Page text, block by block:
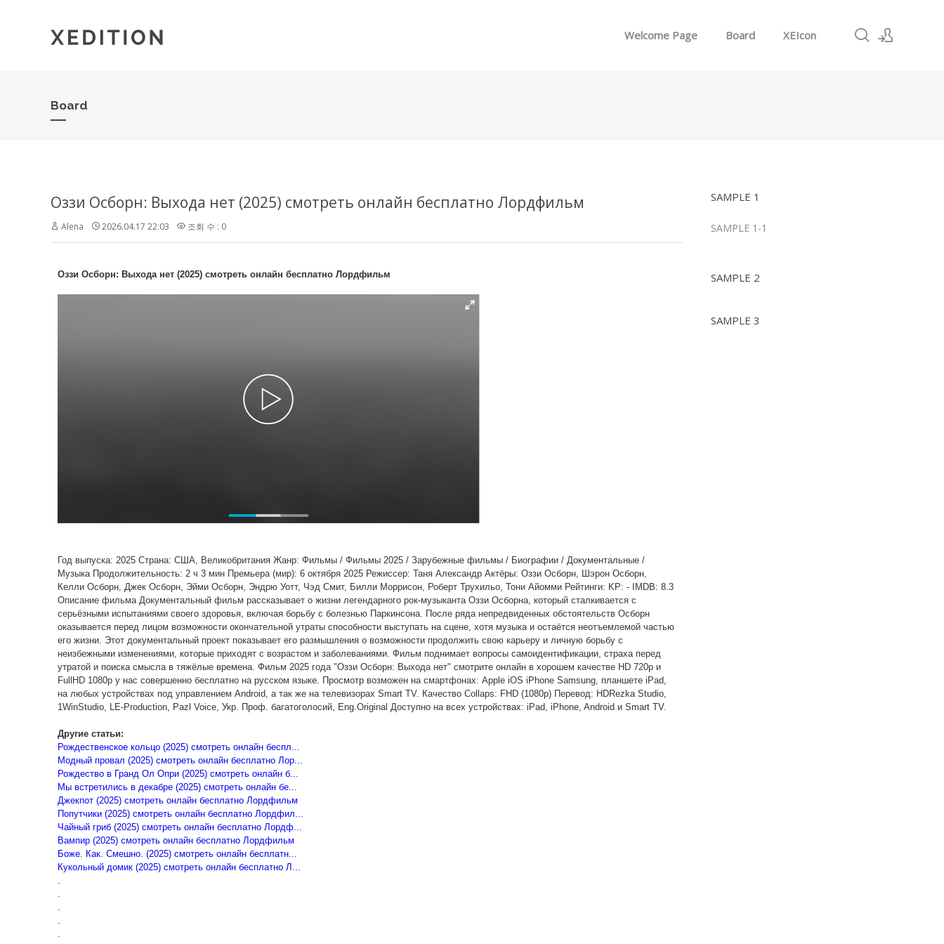
Welcome Page Board XEIcon
Board
SAMPLE 1
SAMPLE 1-1
SAMPLE 2
SAMPLE 3
Оззи Осборн: Выхода нет (2025) смотреть онлайн бесплатно Лордфильм
Alena 2026.04.17 22:03 조회 수 : 0
Оззи Осборн: Выхода нет (2025) смотреть онлайн бесплатно Лордфильм
Год выпуска: 2025 Страна: США, Великобритания Жанр: Фильмы / Фильмы 2025 / Зарубежные фильмы / Биографии / Документальные /
Музыка Продолжительность: 2 ч 3 мин Премьера (мир): 6 октября 2025 Режиссер: Таня Александр Актёры: Оззи Осборн, Шэрон Осборн,
Келли Осборн, Джек Осборн, Эйми Осборн, Эндрю Уотт, Чэд Смит, Билли Моррисон, Роберт Трухильо, Тони Айомми Рейтинги: KP: - IMDB: 8.3
Описание фильма Документальный фильм рассказывает о жизни легендарного рок-музыканта Оззи Осборна, который сталкивается с
серьёзными испытаниями своего здоровья, включая борьбу с болезнью Паркинсона. После ряда непредвиденных обстоятельств Осборн
оказывается перед лицом возможности окончательной утраты способности выступать на сцене, хотя музыка и остаётся неотъемлемой частью
его жизни. Этот документальный проект показывает его размышления о возможности продолжить свою карьеру и личную борьбу с
неизбежными изменениями, которые приходят с возрастом и заболеваниями. Фильм поднимает вопросы самоидентификации, страха перед
утратой и поиска смысла в тяжёлые времена. Фильм 2025 года "Оззи Осборн: Выхода нет" смотрите онлайн в хорошем качестве HD 720p и
FullHD 1080p у нас совершенно бесплатно на русском языке. Просмотр возможен на смартфонах: Apple iOS iPhone Samsung, планшете iPad,
на любых устройствах под управлением Android, а так же на телевизорах Smart TV. Качество Collaps: FHD (1080p) Перевод: HDRezka Studio,
1WinStudio, LE-Production, Pazl Voice, Укр. Проф. багатоголосий, Eng.Original Доступно на всех устройствах: iPad, iPhone, Android и Smart TV.
Другие статьи:
Рождественское кольцо (2025) смотреть онлайн беспл...
Модный провал (2025) смотреть онлайн бесплатно Лор...
Рождество в Гранд Ол Опри (2025) смотреть онлайн б...
Мы встретились в декабре (2025) смотреть онлайн бе...
Джекпот (2025) смотреть онлайн бесплатно Лордфильм
Попутчики (2025) смотреть онлайн бесплатно Лордфил...
Чайный гриб (2025) смотреть онлайн бесплатно Лордф...
Вампир (2025) смотреть онлайн бесплатно Лордфильм
Боже. Как. Смешно. (2025) смотреть онлайн бесплатн...
Кукольный домик (2025) смотреть онлайн бесплатно Л...
.
.
.
.
.